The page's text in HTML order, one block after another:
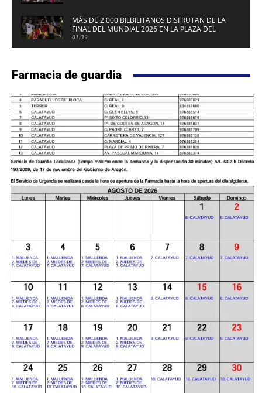
MÁS DE 2.000 BILBILITANOS DISFRUTAN DE LA
FINAL DEL MUNDIAL 2026 EN LA PLAZA DEL
FUERTE DE CALATAYUD
01:39
Farmacia de guardia